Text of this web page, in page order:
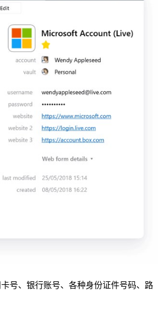
号、银行账号、各种身份证件号码、路